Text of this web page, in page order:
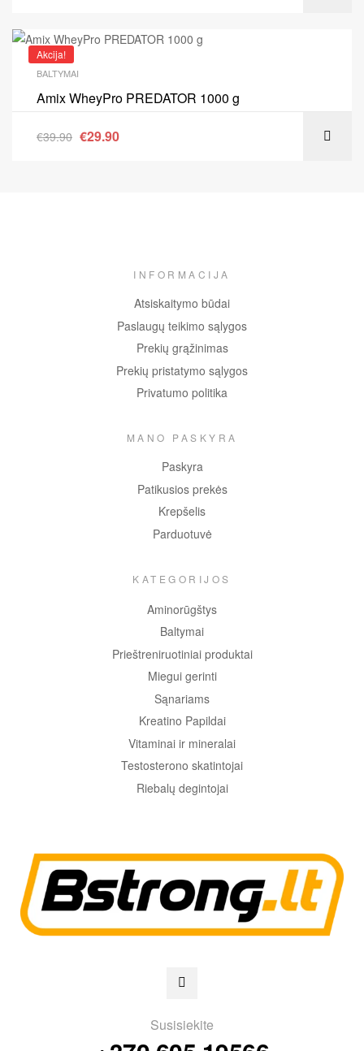
Akcija!
BALTYMAI
Amix WheyPro PREDATOR 1000 g
€39.90 €29.90
Susisiekite
INFORMACIJA
Atsiskaitymo būdai
Paslaugų teikimo sąlygos
Prekių grąžinimas
Prekių pristatymo sąlygos
Privatumo politika
MANO PASKYRA
Paskyra
Patikusios prekės
Krepšelis
Parduotuvė
KATEGORIJOS
Aminorūgštys
Baltymai
Prieštreniruotiniai produktai
Miegui gerinti
Sąnariams
Kreatino Papildai
Vitaminai ir mineralai
Testosterono skatintojai
Riebalų degintojai